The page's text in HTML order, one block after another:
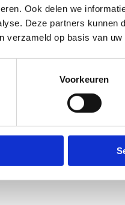
Ook delen we
Deze partners kunnen
verzameld op basis van
Voorkeuren